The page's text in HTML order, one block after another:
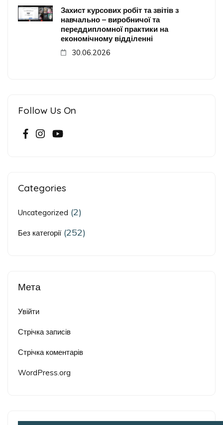
Захист курсових робіт та звітів з
навчально – виробничої та
переддипломної практики на
економічному відділенні
30.06.2026
Follow Us On
Categories
Uncategorized (2)
Без категорії (252)
Мета
Увійти
Стрічка записів
Стрічка коментарів
WordPress.org